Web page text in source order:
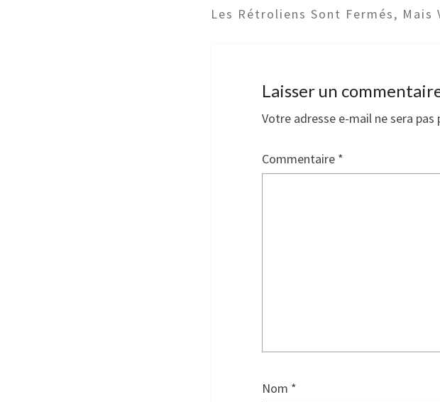
Les Rétroliens Sont Fermés, Mais
Laisser un
Votre adresse e-mail ne sera pas
Commentaire *
Nom *